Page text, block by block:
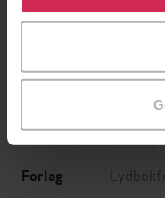
tilpasse ditt samtykke
Undertittel 7 dager
Erik
Forlag